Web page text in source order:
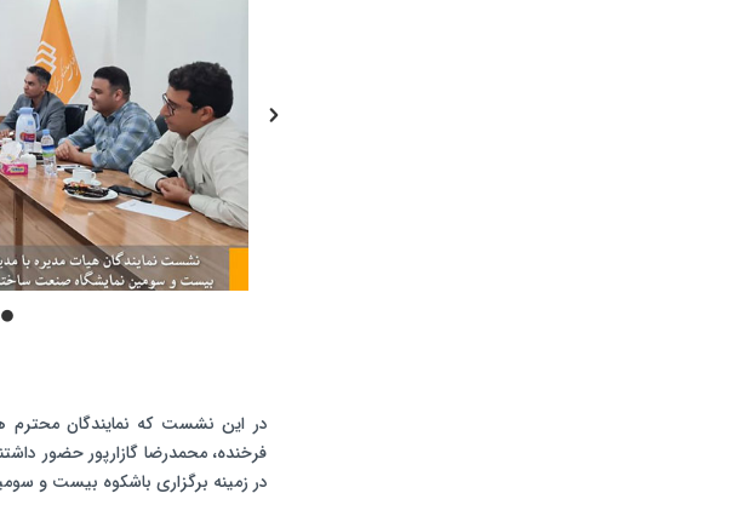
در این نشست که نمایندگان محترم
فرخنده، محمدرضا گازارپور حضور
در زمینه برگزاری باشکوه بیست و